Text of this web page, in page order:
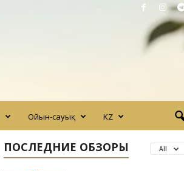
Ойын-сауық KZ
ПОСЛЕДНИЕ ОБЗОРЫ All